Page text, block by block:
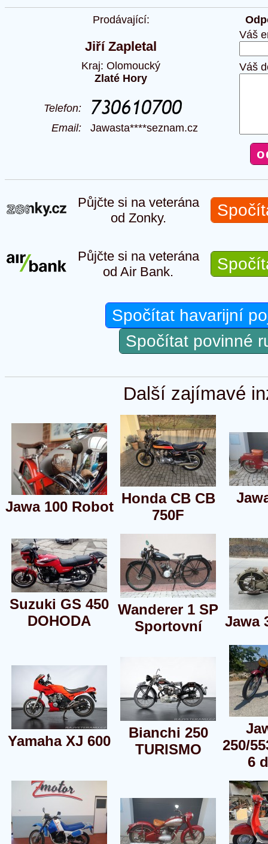
Prodávající:
Jiří Zapletal
Kraj: Olomoucký
Zlaté Hory
Telefon:
Email: Jawasta****seznam.cz
Váš
Váš
Půjčte si na veterána
od Zonky.
Půjčte si na veterána
od Air Bank.
Spočítat havarijní
Spočítat povinné
Další zajímavé
Jawa 100 Robot
Honda CB CB
750F
Suzuki GS 450
DOHODA
Wanderer 1 SP
Sportovní
Jawa
Yamaha XJ 600
Bianchi 250
TURISMO
250/
6